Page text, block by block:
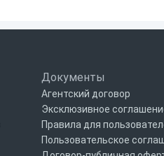
Документы
Агентский договор
Эксклюзивное
Правила для
Пользовательское